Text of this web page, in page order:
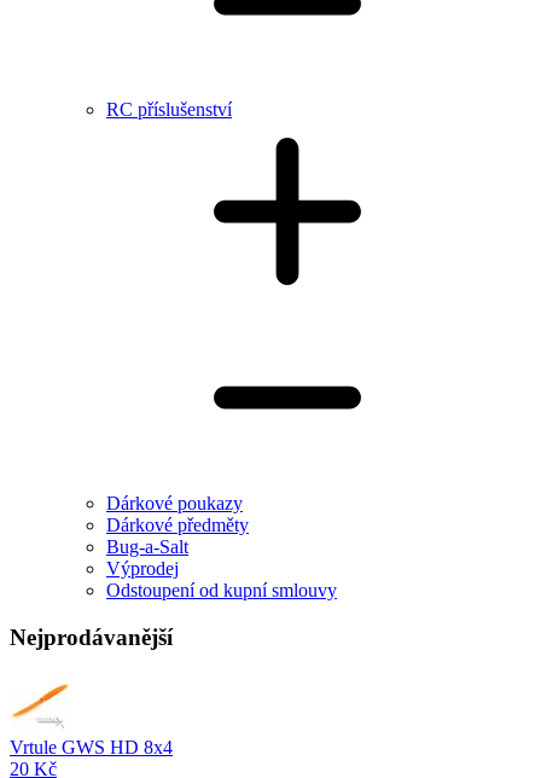
RC příslušenství
Dárkové poukazy
Dárkové předměty
Bug-a-Salt
Výprodej
Odstoupení od kupní smlouvy
Nejprodávanější
Vrtule GWS HD 8x4
20 Kč